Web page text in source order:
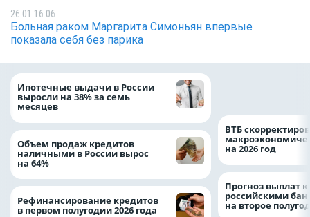
26.01 16:06
Больная раком Маргарита Симоньян впервые
показала себя без парика
Ипотечные выдачи в России
выросли на 38% за семь
месяцев
Объем продаж кредитов
наличными в России вырос
на 64%
Рефинансирование кредитов
в первом полугодии 2026 года
ВТБ
на 2026 год
Прогноз выплат
российскими
на второе